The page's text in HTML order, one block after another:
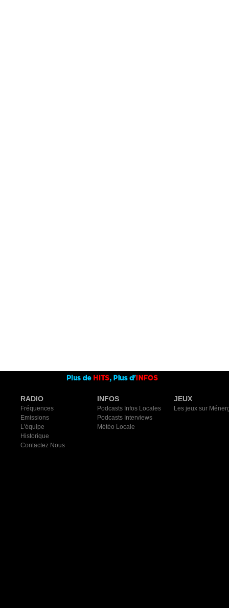
RADIO
Fréquences
Emissions
L'équipe
Historique
Contactez Nous
INFOS
Podcasts Infos Locales
Podcasts Interviews
Météo Locale
JEUX
Les jeux sur